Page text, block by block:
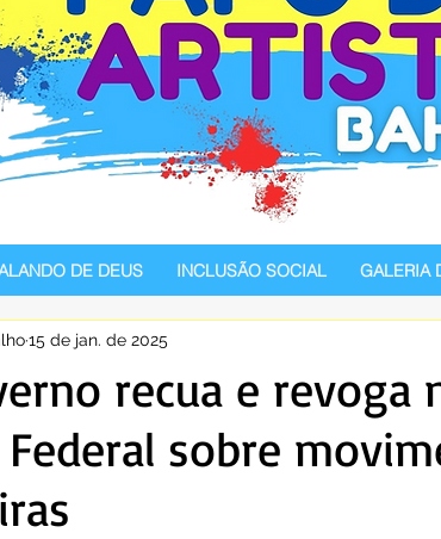
DE DEUS INCLUSÃO SOCIAL GALERIA
recua e revoga
Federal sobre
15 de jan. de 2025